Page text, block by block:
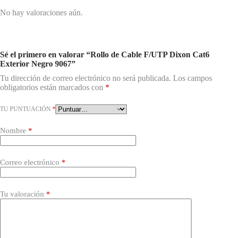
No hay valoraciones aún.
Sé el primero en valorar “Rollo de Cable F/UTP Dixon Cat6
Exterior Negro 9067”
Tu dirección de correo electrónico no será publicada. Los campos
obligatorios están marcados con *
TU PUNTUACIÓN *
Nombre *
Correo electrónico *
Tu valoración *